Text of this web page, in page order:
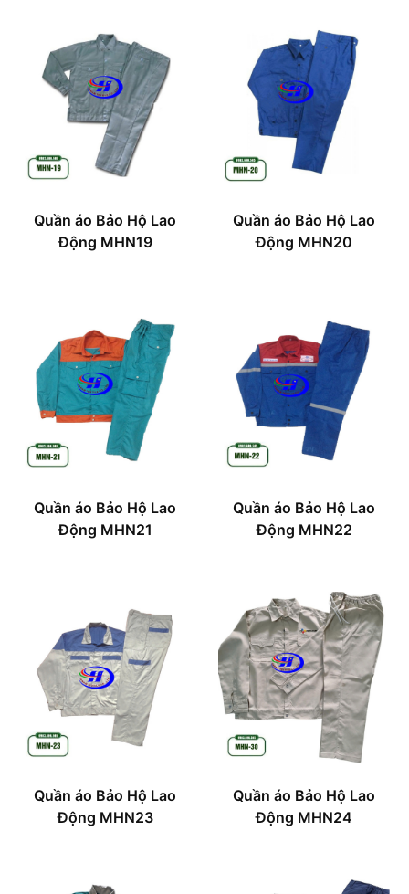
Quần áo Bảo Hộ Lao
Động MHN19
Quần áo Bảo Hộ Lao
Động MHN20
Quần áo Bảo Hộ Lao
Động MHN21
Quần áo Bảo Hộ Lao
Động MHN22
Quần áo Bảo Hộ Lao
Động MHN23
Quần áo Bảo Hộ Lao
Động MHN24